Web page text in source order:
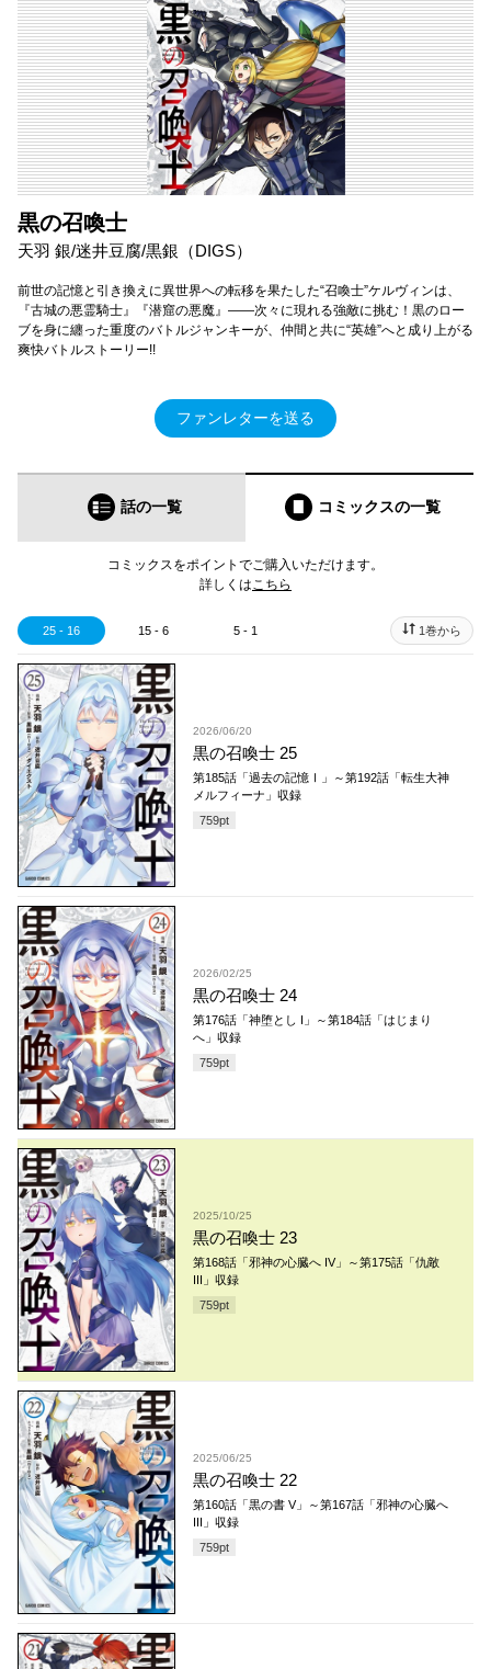
黒の召喚士
天羽 銀/迷井豆腐/黒銀（DIGS）
前世の記憶と引き換えに異世界への転移を果たした“召喚士”ケルヴィンは、
『古城の悪霊騎士』『潜窟の悪魔』――次々に現れる強敵に挑む！黒のロー
ブを身に纏った重度のバトルジャンキーが、仲間と共に“英雄”へと成り上がる
爽快バトルストーリー!!
ファンレターを送る
話の一覧 コミックスの一覧
コミックスをポイントでご購入いただけます。
詳しくはこちら
25 - 16 15 - 6 5 - 1 1巻から
2026/06/20
黒の召喚士 25
第185話「過去の記憶Ⅰ」～第192話「転生大神
メルフィーナ」収録
759pt
2026/02/25
黒の召喚士 24
第176話「神堕とし I」～第184話「はじまり
へ」収録
759pt
2025/10/25
黒の召喚士 23
第168話「邪神の心臓へ IV」～第175話「仇敵
III」収録
759pt
2025/06/25
黒の召喚士 22
第160話「黒の書 V」～第167話「邪神の心臓へ
III」収録
759pt